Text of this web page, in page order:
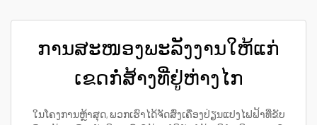
ການສະໜອງພະລັງງານໃຫ້ແກ່
ເຂດກໍ່ສ້າງທີ່ຢູ່ຫ່າງໄກ
ໃນໂຄງການຫຼ້າສຸດ, ພວກເຮົາໄດ້ຈັດສົ່ງເຄື່ອງປ່ຽນແປງໄຟຟ້າທີ່ຂັບ